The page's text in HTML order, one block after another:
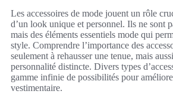
Les accessoires de mode jouent un rôle
d’un look unique et personnel. Ils ne sont
mais des éléments essentiels mode qui
style. Comprendre l’importance des
seulement à rehausser une tenue, mais
personnalité distincte. Divers types
gamme infinie de possibilités pour
vestimentaire.